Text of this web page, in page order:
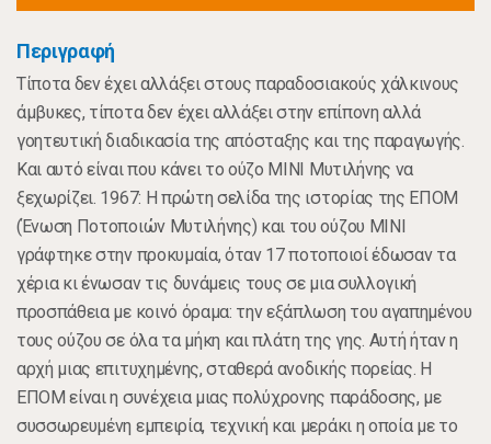
Περιγραφή
Τίποτα δεν έχει αλλάξει στους παραδοσιακούς χάλκινους
άμβυκες, τίποτα δεν έχει αλλάξει στην επίπονη αλλά
γοητευτική διαδικασία της απόσταξης και της παραγωγής.
Και αυτό είναι που κάνει το ούζο ΜΙΝΙ Μυτιλήνης να
ξεχωρίζει. 1967: Η πρώτη σελίδα της ιστορίας της ΕΠΟΜ
(Ένωση Ποτοποιών Μυτιλήνης) και του ούζου ΜΙΝΙ
γράφτηκε στην προκυμαία, όταν 17 ποτοποιοί έδωσαν τα
χέρια κι ένωσαν τις δυνάμεις τους σε μια συλλογική
προσπάθεια με κοινό όραμα: την εξάπλωση του αγαπημένου
τους ούζου σε όλα τα μήκη και πλάτη της γης. Αυτή ήταν η
αρχή μιας επιτυχημένης, σταθερά ανοδικής πορείας. Η
ΕΠΟΜ είναι η συνέχεια μιας πολύχρονης παράδοσης, με
συσσωρευμένη εμπειρία, τεχνική και μεράκι η οποία με το